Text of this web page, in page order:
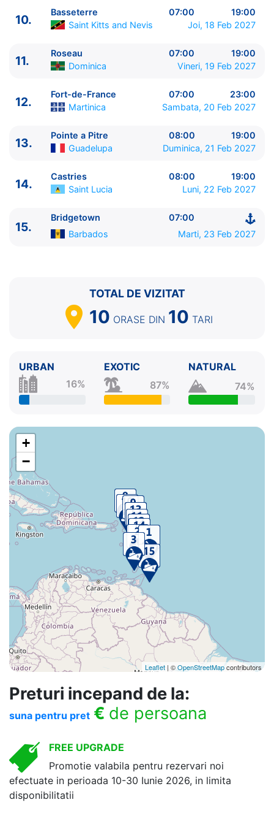
Roseau Dominica
07:00 - 19:00
12.
Fort-de-France Martinica
07:00 - 23:00
Castries Saint Lucia
08:00 - 19:00
15.
Bridgetown Barbados 07:00 - ⚓
10.
Basseterre 07:00
19:00
Saint Kitts and Nevis
Joi, 18 Feb 2027
11.
Roseau 07:00
19:00
Dominica
Vineri, 19 Feb 2027
12.
Fort-de-France 07:00
23:00
Martinica
Sambata, 20 Feb 2027
13.
Pointe a Pitre 08:00
19:00
Guadelupa
Duminica, 21 Feb 2027
14.
Castries 08:00
19:00
Saint Lucia
Luni, 22 Feb 2027
15.
Bridgetown
07:00
Barbados
Marti, 23 Feb 2027
TOTAL DE VIZITAT
10 ORASE DIN 10 TARI
URBAN
16%
EXOTIC
87%
NATURAL
74%
+
−
Leaflet | ©OpenStreetMapcontributors
Preturi incepand de la:
suna pentru pret € de persoana
FREE UPGRADE
Promotie valabila pentru rezervari noi
efectuate in perioada 10-30 Iunie 2026, in limita
disponibilitatii